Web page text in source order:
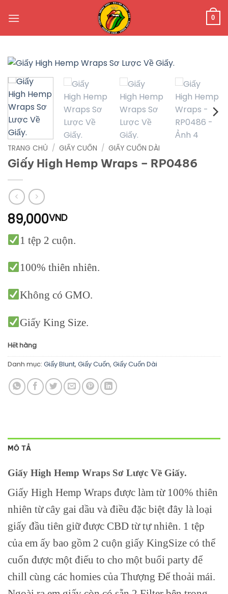
qua
0
TRANG CHỦ / GIẤY CUỐN / GIẤY CUỐN DÀI
Giấy High Hemp Wraps – RP0486
89,000VND
1 tệp 2 cuộn.
100% thiên nhiên.
Không có GMO.
Giấy King Size.
Hết hàng
Danh mục: Giấy Blunt, Giấy Cuốn, Giấy Cuốn Dài
MÔ TẢ
Giấy High Hemp Wraps Sơ Lược Về Giấy.
Giấy High Hemp Wraps được làm từ 100% thiên
nhiên từ cây gai dầu và điều đặc biệt đây là loại
giấy đầu tiên giữ được CBD từ tự nhiên. 1 tệp
của em ấy bao gồm 2 cuộn giấy KingSize có thể
cuốn được một điếu to cho một buổi party để
chill cùng các homies của Thượng Đế thoải mái.